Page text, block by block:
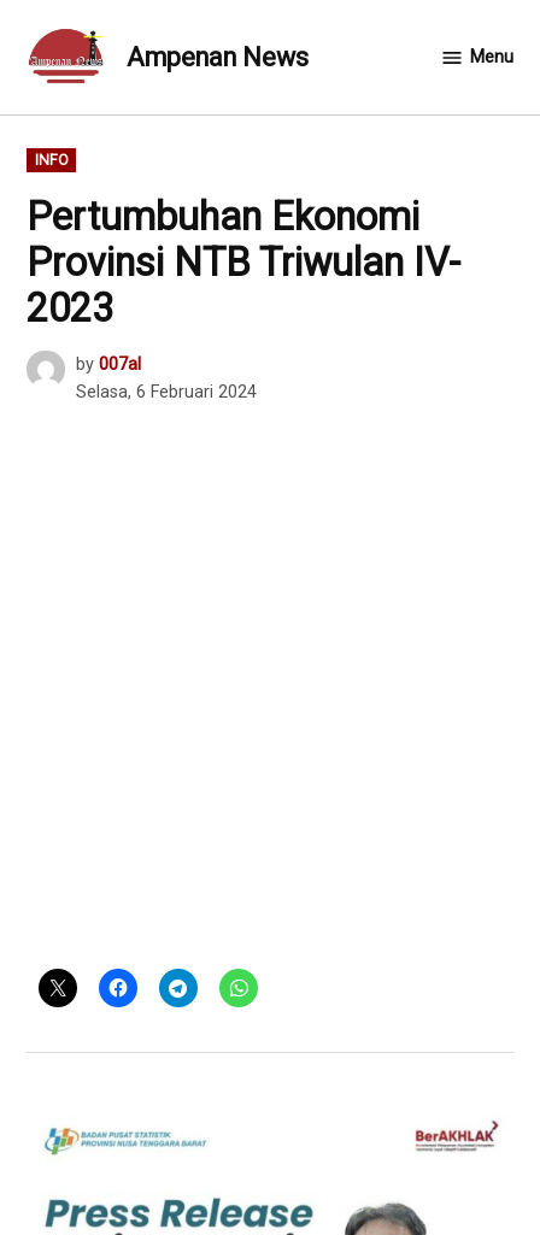
content
Ampenan News Menu
POSTED
IN
INFO
Pertumbuhan Ekonomi
Provinsi NTB Triwulan IV-
2023
by 007al
Selasa, 6 Februari 2024